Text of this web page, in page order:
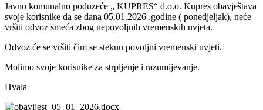
Javno komunalno poduzeće „ KUPRES“ d.o.o. Kupres obavještava
svoje korisnike da se dana 05.01.2026 .godine ( ponedjeljak), neće
vršiti odvoz smeća zbog nepovoljnih vremenskih uvjeta.
Odvoz će se vršiti čim se steknu povoljni vremenski uvjeti.
Molimo svoje korisnike za strpljenje i razumijevanje.
Hvala